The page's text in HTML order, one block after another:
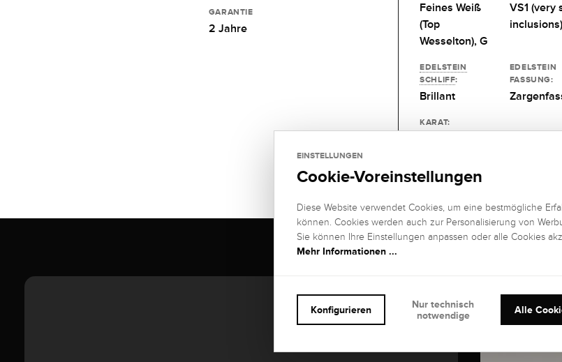
GARANTIE
2 Jahre
Feines Weiß
(Top
Wesselton), G
VS1 (very
inclusions)
EDELSTEIN
SCHLIFF:
Brillant
EDELSTEIN
FASSUNG:
KARAT:
EINSTELLUNGEN
Cookie-Voreinstellungen
Diese Website verwendet Cookies, um eine bestmögliche
können. Cookies werden auch zur Personalisierung von
Sie können Ihre Einstellungen anpassen oder alle Cookies
Mehr Informationen ...
Alle
Konfigurieren
Nur technisch
notwendige